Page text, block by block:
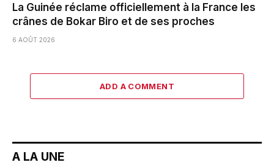
La Guinée réclame officiellement à la France les
crânes de Bokar Biro et de ses proches
6 AOÛT 2026
ADD A COMMENT
A LA UNE